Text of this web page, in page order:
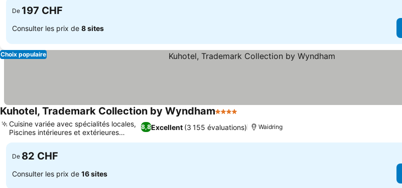
De 197 CHF
Consulter les prix de 8 sites
Choix populaire
Kuhotel, Trademark Collection by Wyndham4 Étoiles
8,8Excellent (3 155 évaluations)
Cuisine variée avec spécialités locales,
Piscines intérieures et extérieures
chauffées
Waidring
De 82 CHF
Consulter les prix de 16 sites